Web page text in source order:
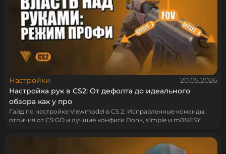
Настройки
20.05.2026
Настройка рук в CS2: От дефолта до идеального
обзора как у про
Гайд по настройке Viewmodel в CS 2. Исправленные команды,
отличия от CS:GO и лучшие конфиги Donk, s1mple и m0NESY.